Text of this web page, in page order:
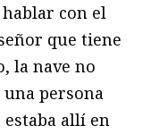
hablar con el
que tiene
la nave no
persona
allí en